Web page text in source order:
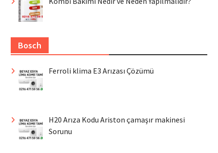
Bosch
Ferroli klima E3 Arızası Çözümü
H20 Arıza Kodu Ariston çamaşır makinesi
Sorunu